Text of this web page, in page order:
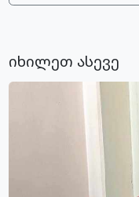
იხილეთ ასევე